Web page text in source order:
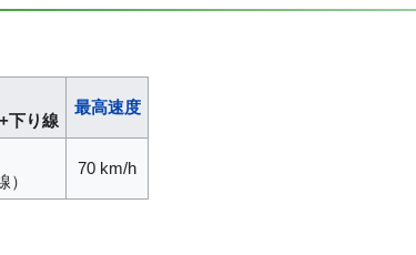
下り線
最高速度
）
70 km/h